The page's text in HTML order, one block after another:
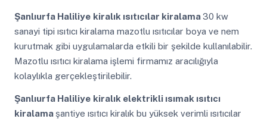
Şanlıurfa Haliliye kiralık ısıtıcılar kiralama30 kw
sanayi tipi ısıtıcı kiralama mazotlu ısıtıcılar boya ve nem
kurutmak gibi uygulamalarda etkili bir şekilde kullanılabilir.
Mazotlu ısıtıcı kiralama işlemi firmamız aracılığıyla
kolaylıkla gerçekleştirilebilir.
Şanlıurfa Haliliye kiralık elektrikli ısımak ısıtıcı
kiralama şantiye ısıtıcı kiralık bu yüksek verimli ısıtıcılar